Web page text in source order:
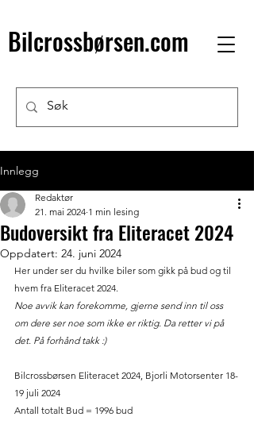
Bilcrossbørsen.com
Innlegg
Budoversikt fra Eliteracet 2024
Redaktør
21. mai 2024 1 min lesing
Oppdatert: 24. juni 2024
Her under ser du hvilke biler som gikk på bud og til
hvem fra Eliteracet 2024.
Noe avvik kan forekomme, gjerne send inn til oss
om dere ser noe som ikke er riktig. Da retter vi på
det. På forhånd takk :)
Bilcrossbørsen Eliteracet 2024, Bjorli Motorsenter 18-
19 juli 2024
Antall totalt Bud = 1996 bud